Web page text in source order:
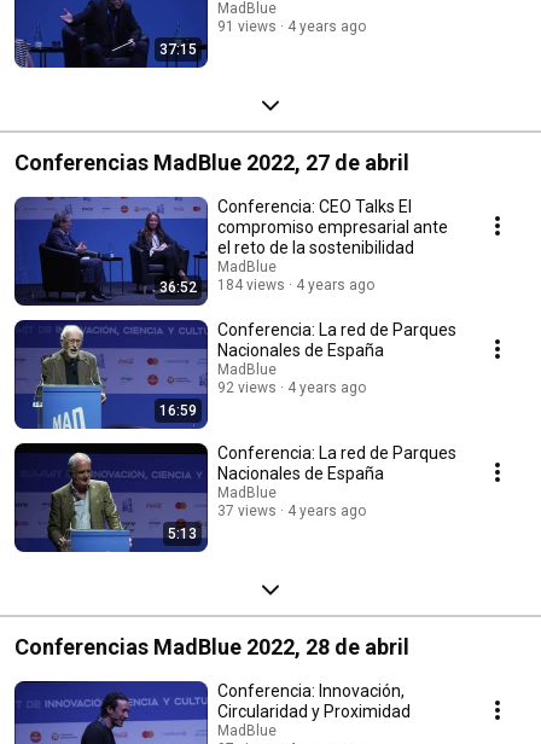
37:15
MadBlue
91 views
4 years ago
Conferencias MadBlue 2022, 27 de abril
36:52
Conferencia: CEO Talks El
compromiso empresarial ante
el reto de la sostenibilidad
MadBlue
184 views
4 years ago
16:59
Conferencia: La red de Parques
Nacionales de España
MadBlue
92 views
4 years ago
5:13
Conferencia: La red de Parques
Nacionales de España
MadBlue
37 views
4 years ago
Conferencias MadBlue 2022, 28 de abril
Conferencia: Innovación,
Circularidad y Proximidad
MadBlue